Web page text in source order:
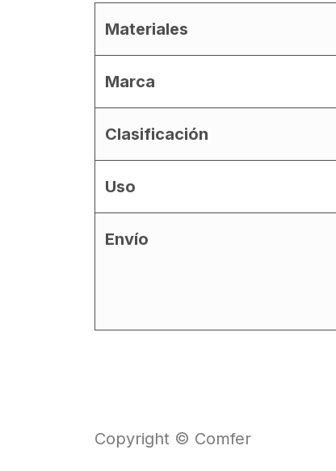
Materiales
Marca
Clasificación
Uso
Envío
Copyright © Comfer